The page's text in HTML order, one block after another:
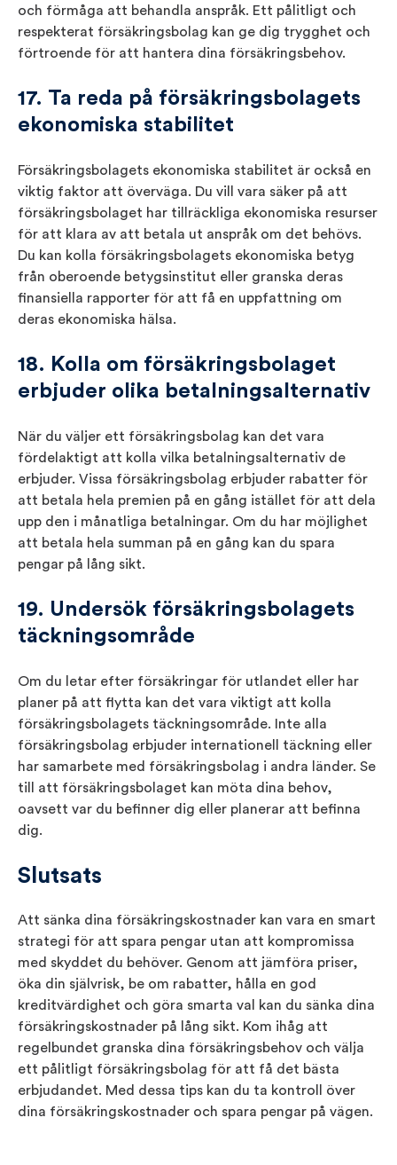
och förmåga att behandla anspråk. Ett pålitligt och
respekterat försäkringsbolag kan ge dig trygghet och
förtroende för att hantera dina försäkringsbehov.
17. Ta reda på försäkringsbolagets
ekonomiska stabilitet
Försäkringsbolagets ekonomiska stabilitet är också en
viktig faktor att överväga. Du vill vara säker på att
försäkringsbolaget har tillräckliga ekonomiska resurser
för att klara av att betala ut anspråk om det behövs.
Du kan kolla försäkringsbolagets ekonomiska betyg
från oberoende betygsinstitut eller granska deras
finansiella rapporter för att få en uppfattning om
deras ekonomiska hälsa.
18. Kolla om försäkringsbolaget
erbjuder olika betalningsalternativ
När du väljer ett försäkringsbolag kan det vara
fördelaktigt att kolla vilka betalningsalternativ de
erbjuder. Vissa försäkringsbolag erbjuder rabatter för
att betala hela premien på en gång istället för att dela
upp den i månatliga betalningar. Om du har möjlighet
att betala hela summan på en gång kan du spara
pengar på lång sikt.
19. Undersök försäkringsbolagets
täckningsområde
Om du letar efter försäkringar för utlandet eller har
planer på att flytta kan det vara viktigt att kolla
försäkringsbolagets täckningsområde. Inte alla
försäkringsbolag erbjuder internationell täckning eller
har samarbete med försäkringsbolag i andra länder. Se
till att försäkringsbolaget kan möta dina behov,
oavsett var du befinner dig eller planerar att befinna
dig.
Slutsats
Att sänka dina försäkringskostnader kan vara en smart
strategi för att spara pengar utan att kompromissa
med skyddet du behöver. Genom att jämföra priser,
öka din självrisk, be om rabatter, hålla en god
kreditvärdighet och göra smarta val kan du sänka dina
försäkringskostnader på lång sikt. Kom ihåg att
regelbundet granska dina försäkringsbehov och välja
ett pålitligt försäkringsbolag för att få det bästa
erbjudandet. Med dessa tips kan du ta kontroll över
dina försäkringskostnader och spara pengar på vägen.